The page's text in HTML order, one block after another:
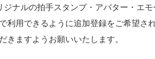
ジナルの拍手スタンプ・アバター・エモ
利用できるように追加登録をご希望さ
きますようお願いいたします。